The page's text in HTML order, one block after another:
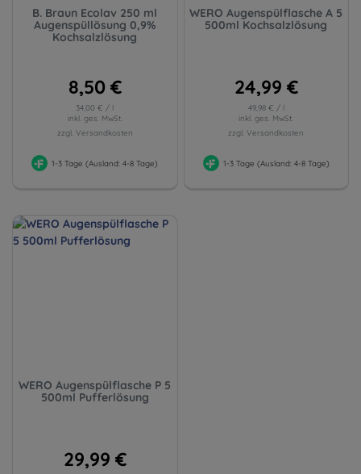
B. Braun Ecolav 250 ml
Augenspüllösung 0,9%
Kochsalzlösung
8,50 €
34,00 € / l
inkl. ges. MwSt.
zzgl. Versandkosten
1-3 Tage (Ausland: 4-8 Tage)
WERO Augenspülflasche A 5
500ml Kochsalzlösung
24,99 €
49,98 € / l
inkl. ges. MwSt.
zzgl. Versandkosten
1-3 Tage (Ausland: 4-8 Tage)
WERO Augenspülflasche P 5
500ml Pufferlösung
29,99 €